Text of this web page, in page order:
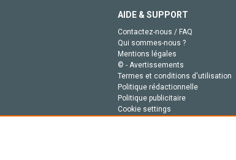
AIDE & SUPPORT
Contactez-nous / FAQ
Qui sommes-nous ?
Mentions légales
© - Avertissements
Termes et conditions d'utilisation
Politique rédactionnelle
Politique publicitaire
Cookie settings